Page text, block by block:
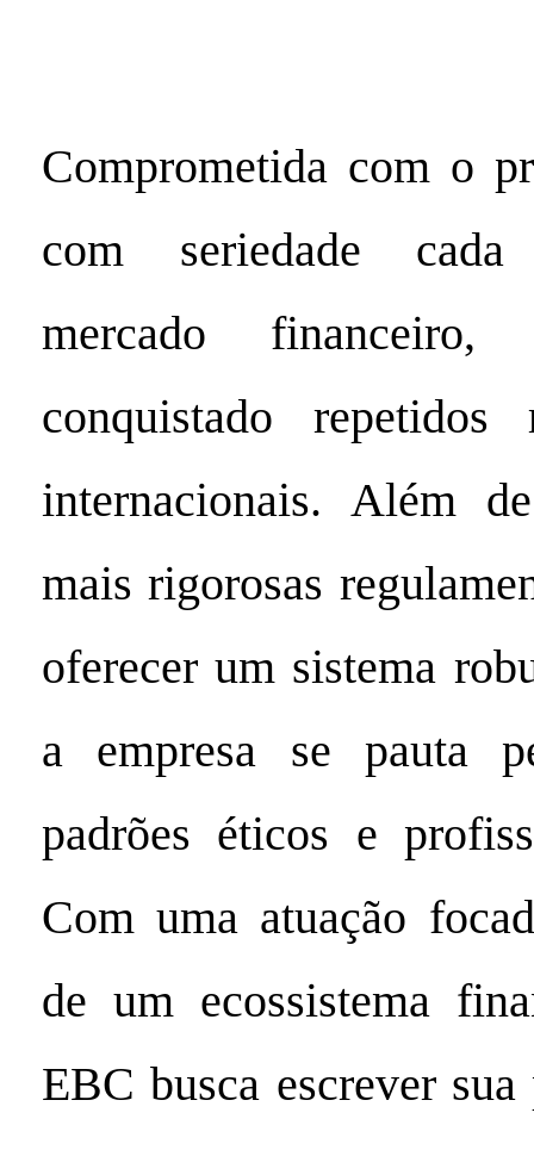
Comprometida com o
com seriedade
mercado
conquistado repetidos
internacionais. Além
mais rigorosas
oferecer um sistema
a empresa se pauta
padrões éticos e
Com uma atuação
de um ecossistema
EBC busca escrever